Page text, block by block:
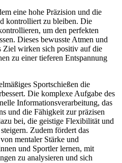
eine hohe Präzision und die
kontrolliert zu bleiben. Die
um den perfekten
Dieses bewusste Atmen und
Ziel wirken sich positiv auf die
zu einer tieferen Entspannung
Sportschießen die
Die komplexe Aufgabe des
Informationsverarbeitung, das
und die Fähigkeit zur präzisen
bei, die geistige Flexibilität und
Zudem fördert das
mentaler Stärke und
und Sportler lernen, mit
zu analysieren und sich